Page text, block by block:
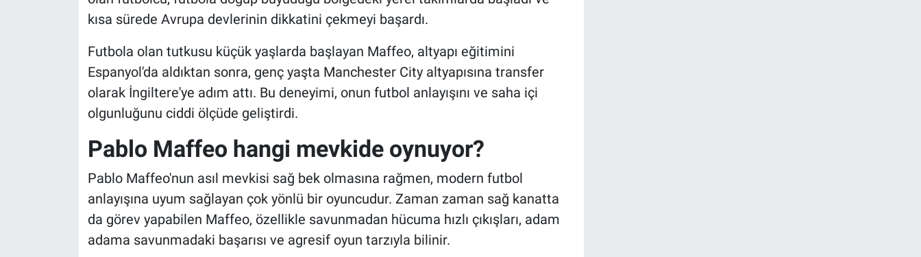
kısa sürede Avrupa devlerinin dikkatini çekmeyi başardı.
Futbola olan tutkusu küçük yaşlarda başlayan Maffeo, altyapı eğitimini
Espanyol'da aldıktan sonra, genç yaşta Manchester City altyapısına transfer
olarak İngiltere'ye adım attı. Bu deneyimi, onun futbol anlayışını ve saha içi
olgunluğunu ciddi ölçüde geliştirdi.
Pablo Maffeo hangi mevkide oynuyor?
Pablo Maffeo'nun asıl mevkisi sağ bek olmasına rağmen, modern futbol
anlayışına uyum sağlayan çok yönlü bir oyuncudur. Zaman zaman sağ kanatta
da görev yapabilen Maffeo, özellikle savunmadan hücuma hızlı çıkışları, adam
adama savunmadaki başarısı ve agresif oyun tarzıyla bilinir.